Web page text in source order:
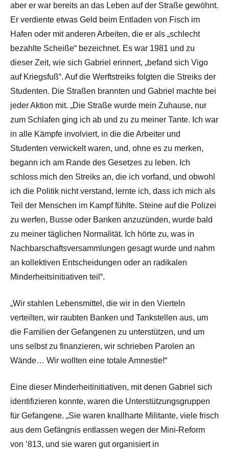
aber er war bereits an das Leben auf der Straße gewöhnt.
Er verdiente etwas Geld beim Entladen von Fisch im
Hafen oder mit anderen Arbeiten, die er als „schlecht
bezahlte Scheiße“ bezeichnet. Es war 1981 und zu
dieser Zeit, wie sich Gabriel erinnert, „befand sich Vigo
auf Kriegsfuß“. Auf die Werftstreiks folgten die Streiks der
Studenten. Die Straßen brannten und Gabriel machte bei
jeder Aktion mit. „Die Straße wurde mein Zuhause, nur
zum Schlafen ging ich ab und zu zu meiner Tante. Ich war
in alle Kämpfe involviert, in die die Arbeiter und
Studenten verwickelt waren, und, ohne es zu merken,
begann ich am Rande des Gesetzes zu leben. Ich
schloss mich den Streiks an, die ich vorfand, und obwohl
ich die Politik nicht verstand, lernte ich, dass ich mich als
Teil der Menschen im Kampf fühlte. Steine auf die Polizei
zu werfen, Busse oder Banken anzuzünden, wurde bald
zu meiner täglichen Normalität. Ich hörte zu, was in
Nachbarschaftsversammlungen gesagt wurde und nahm
an kollektiven Entscheidungen oder an radikalen
Minderheitsinitiativen teil“.
„Wir stahlen Lebensmittel, die wir in den Vierteln
verteilten, wir raubten Banken und Tankstellen aus, um
die Familien der Gefangenen zu unterstützen, und um
uns selbst zu finanzieren, wir schrieben Parolen an
Wände… Wir wollten eine totale Amnestie!“
Eine dieser Minderheitinitiativen, mit denen Gabriel sich
identifizieren konnte, waren die Unterstützungsgruppen
für Gefangene. „Sie waren knallharte Militante, viele frisch
aus dem Gefängnis entlassen wegen der Mini-Reform
von ’813, und sie waren gut organisiert in